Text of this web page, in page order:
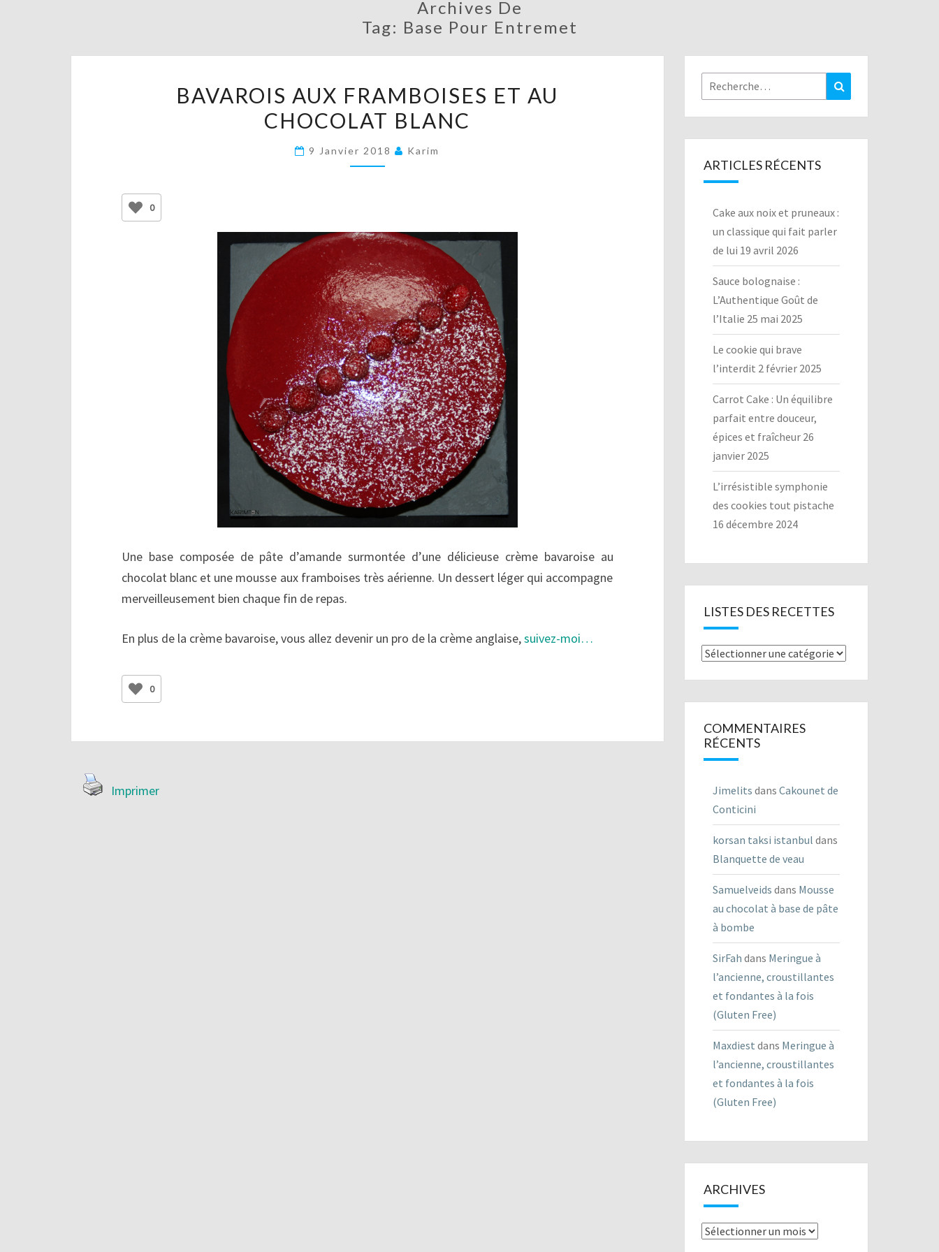
Archives De
Tag: Base Pour Entremet
AUX
FRAMBOISES
AU
BAVAROIS AUX FRAMBOISES ET AU
CHOCOLAT BLANC
9 Janvier 2018 Karim
0
Une base composée de pâte d’amande surmontée d’une délicieuse crème bavaroise au
chocolat blanc et une mousse aux framboises très aérienne. Un dessert léger qui accompagne
merveilleusement bien chaque fin de repas.
En plus de la crème bavaroise, vous allez devenir un pro de la crème anglaise,suivez-moi…
0
Imprimer
Rechercher :
ARTICLES RÉCENTS
Cake aux noix et pruneaux :
un classique qui fait parler
de lui 19 avril 2026
Sauce bolognaise :
L’Authentique Goût de
l’Italie 25 mai 2025
Le cookie qui brave
l’interdit 2 février 2025
Carrot Cake : Un équilibre
parfait entre douceur,
épices et fraîcheur 26
janvier 2025
L’irrésistible symphonie
des cookies tout pistache
16 décembre 2024
LISTES DES RECETTES
Listes
COMMENTAIRES
RÉCENTS
Jimelits dans Cakounet de
Conticini
korsan taksi istanbul dans
Blanquette de veau
Samuelveids dans Mousse
au chocolat à base de pâte
à bombe
SirFah dans Meringue à
l’ancienne, croustillantes
et fondantes à la fois
(Gluten Free)
Maxdiest dans Meringue à
l’ancienne, croustillantes
et fondantes à la fois
(Gluten Free)
ARCHIVES
Archives